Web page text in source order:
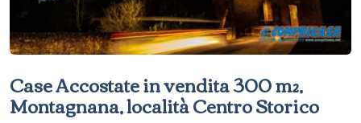
Case Accostate in vendita 300 m²,
Montagnana, località Centro Storico